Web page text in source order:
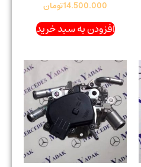
14.500.000تومان
افزودن به سبد خرید